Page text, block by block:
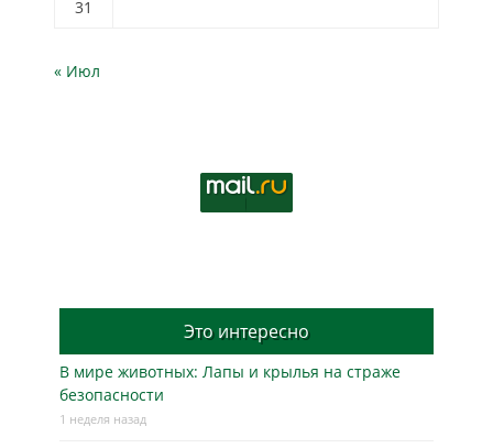
31
« Июл
Это интересно
В мире животных: Лапы и крылья на страже
безопасности
1 неделя назад